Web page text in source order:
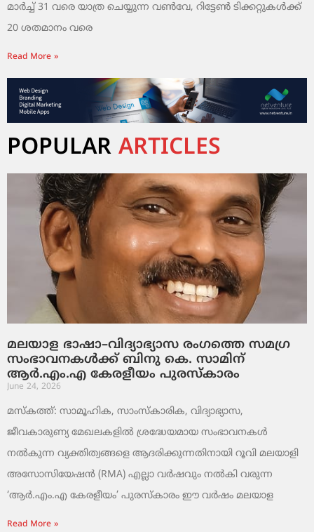
മാർച്ച് 31 വരെ യാത്ര ചെയ്യുന്ന വൺവേ, റിട്ടേൺ ടിക്കറ്റുകൾക്ക്
20 ശതമാനം വരെ
Read More »
POPULAR ARTICLES
മലയാള ഭാഷാ–വിദ്യാഭ്യാസ രംഗത്തെ സമഗ്ര
സംഭാവനകൾക്ക് ബിനു കെ. സാമിന്
ആർ.എം.എ കേരളീയം പുരസ്‌കാരം
June 24, 2026
മസ്കത്ത്: സാമൂഹിക, സാംസ്‌കാരിക, വിദ്യാഭ്യാസ,
ജീവകാരുണ്യ മേഖലകളിൽ ശ്രദ്ധേയമായ സംഭാവനകൾ
നൽകുന്ന വ്യക്തിത്വങ്ങളെ ആദരിക്കുന്നതിനായി റൂവി മലയാളി
അസോസിയേഷൻ (RMA) എല്ലാ വർഷവും നൽകി വരുന്ന
‘ആർ.എം.എ കേരളീയം’ പുരസ്‌കാരം ഈ വർഷം മലയാള
Read More »